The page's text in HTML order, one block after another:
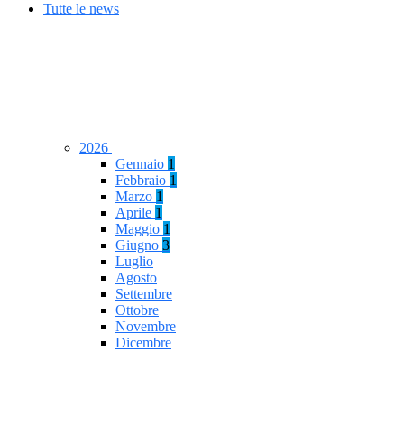
Tutte le news
2026
Gennaio 1
Febbraio 1
Marzo 1
Aprile 1
Maggio 1
Giugno 3
Luglio
Agosto
Settembre
Ottobre
Novembre
Dicembre